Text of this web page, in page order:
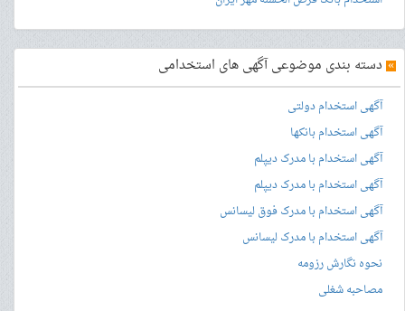
» دسته بندی موضوعی آگهی های استخدامی
آگهی استخدام دولتی
آگهی استخدام بانکها
آگهی استخدام با مدرک دیپلم
آگهی استخدام با مدرک دیپلم
آگهی استخدام با مدرک فوق لیسانس
آگهی استخدام با مدرک لیسانس
نحوه نگارش رزومه
مصاحبه شغلی